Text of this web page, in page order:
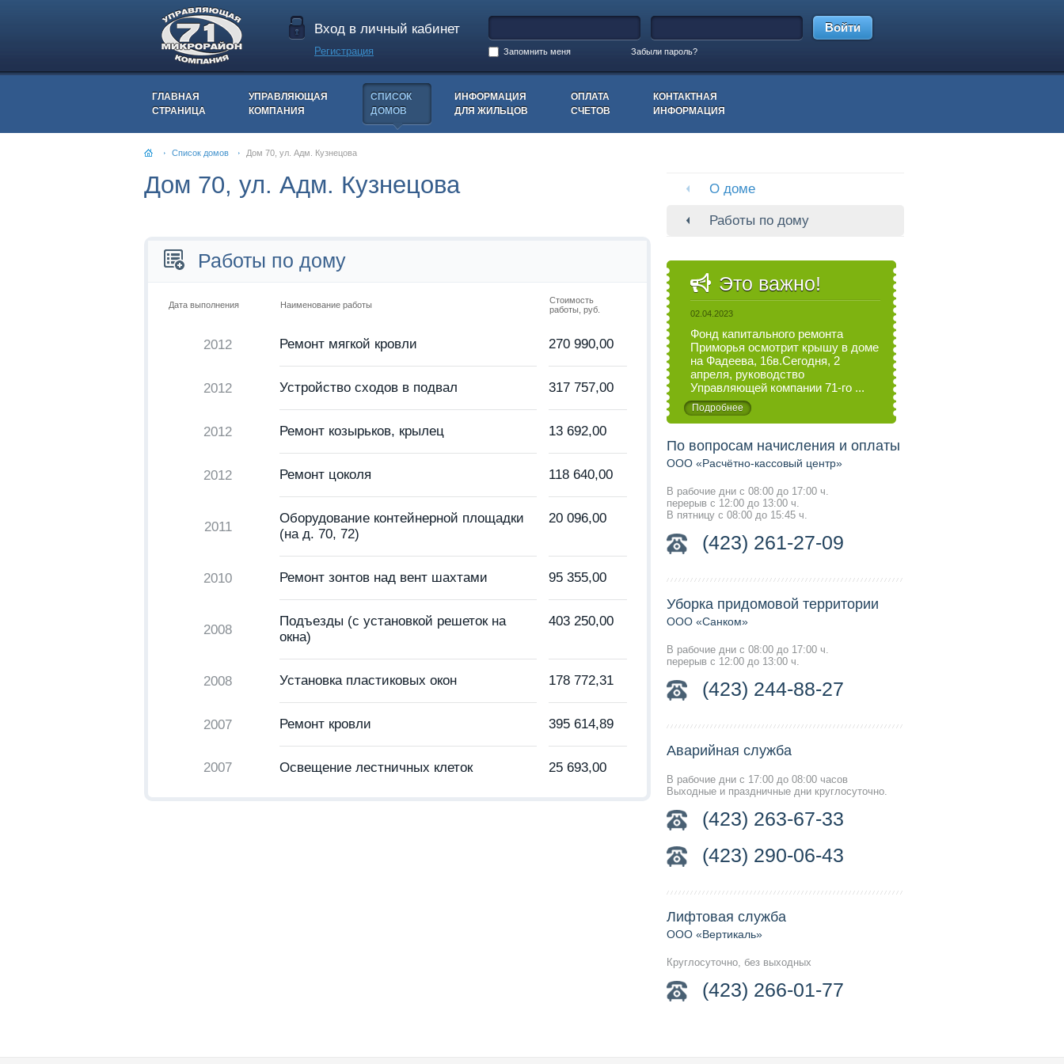
Вход в личный кабинет
Регистрация
Войти
Запомнить меня Забыли пароль?
ГЛАВНАЯ
СТРАНИЦА
УПРАВЛЯЮЩАЯ
КОМПАНИЯ
СПИСОК
ДОМОВ
ИНФОРМАЦИЯ
ДЛЯ ЖИЛЬЦОВ
ОПЛАТА
СЧЕТОВ
КОНТАКТНАЯ
ИНФОРМАЦИЯ
Список домов Дом 70, ул. Адм. Кузнецова
Дом 70, ул. Адм. Кузнецова
Работы по дому
Дата выполнения Наименование работы
Стоимость
работы, руб.
2012 Ремонт мягкой кровли 270 990,00
2012 Устройство сходов в подвал 317 757,00
2012 Ремонт козырьков, крылец 13 692,00
2012 Ремонт цоколя 118 640,00
2011
Оборудование контейнерной площадки
(на д. 70, 72)
20 096,00
2010 Ремонт зонтов над вент шахтами 95 355,00
2008
Подъезды (с установкой решеток на
окна)
403 250,00
2008 Установка пластиковых окон 178 772,31
2007 Ремонт кровли 395 614,89
2007 Освещение лестничных клеток 25 693,00
О доме
Работы по дому
Это важно!
02.04.2023
Фонд капитального ремонта
Приморья осмотрит крышу в доме
на Фадеева, 16в.Сегодня, 2
апреля, руководство
Управляющей компании 71-го ...
Подробнее
По вопросам начисления и оплаты
ООО «Расчётно-кассовый центр»
В рабочие дни с 08:00 до 17:00 ч.
перерыв с 12:00 до 13:00 ч.
В пятницу с 08:00 до 15:45 ч.
(423) 261-27-09
Уборка придомовой территории
ООО «Санком»
В рабочие дни с 08:00 до 17:00 ч.
перерыв с 12:00 до 13:00 ч.
(423) 244-88-27
Аварийная служба
В рабочие дни с 17:00 до 08:00 часов
Выходные и праздничные дни круглосуточно.
(423) 263-67-33
(423) 290-06-43
Лифтовая служба
ООО «Вертикаль»
Круглосуточно, без выходных
(423) 266-01-77